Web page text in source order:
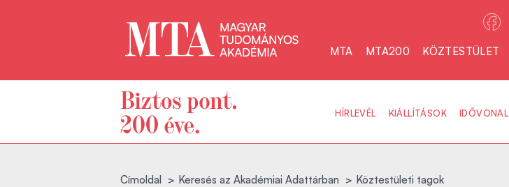
MTA MTA200 KÖZTESTÜLET
HÍRLEVÉL KIÁLLÍTÁSOK IDŐVONAL
Címoldal Keresés az Akadémiai Adattárban Köztestületi tagok